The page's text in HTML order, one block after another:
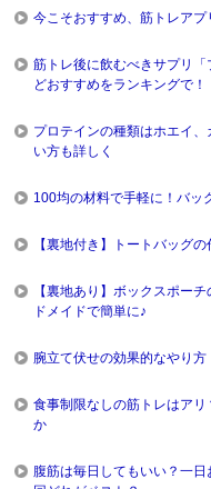
今こそおすすめ、筋トレア
筋トレ後に飲むべきサプリ
どおすすめをランキングで！
プロテインの種類はホエイ
い方も詳しく
100均の材料で手軽に！バッ
【裏地付き】トートバッグ
【裏地あり】ボックスポー
ドメイドで簡単に♪
腕立て伏せの効果的なやり
食事制限なしの筋トレはア
か
腹筋は毎日してもいい？一